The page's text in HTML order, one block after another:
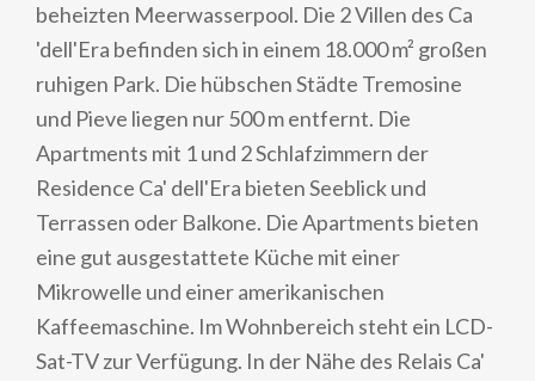
beheizten Meerwasserpool. Die 2 Villen des Ca
'dell'Era befinden sich in einem 18.000 m² großen
ruhigen Park. Die hübschen Städte Tremosine
und Pieve liegen nur 500 m entfernt. Die
Apartments mit 1 und 2 Schlafzimmern der
Residence Ca' dell'Era bieten Seeblick und
Terrassen oder Balkone. Die Apartments bieten
eine gut ausgestattete Küche mit einer
Mikrowelle und einer amerikanischen
Kaffeemaschine. Im Wohnbereich steht ein LCD-
Sat-TV zur Verfügung. In der Nähe des Relais Ca'